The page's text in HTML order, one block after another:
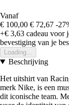
Vanaf
€ 100,00 € 72,67 -
+€ 3,63 cadeau voor
bevestiging van je
Loading...
Beschrijving
Het uitshirt van
merk Nike, is een
dit iconische team.